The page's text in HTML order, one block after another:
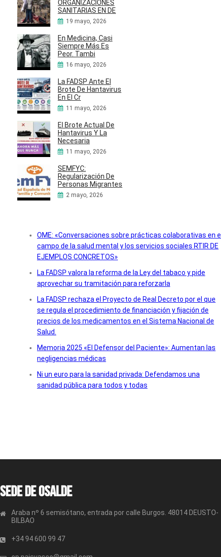
ORGANIZACIONES
SANITARIAS EN DE
19 mayo, 2026
En Medicina, Casi
Siempre Más Es
Peor. Tambi
16 mayo, 2026
La FADSP Ante El
Brote De Hantavirus
En El Cr
11 mayo, 2026
El Brote Actual De
Hantavirus Y La
Necesaria
11 mayo, 2026
SEMFYC:
Regularización De
Personas Migrantes
2 mayo, 2026
OME: «Conversaciones sobre prácticas colaborativas en
campo de la salud mental y los servicios sociales RTIR DE
EJEMPLOS CONCRETOS»
La FADSP valora la reforma de la Ley del tabaco y pide
aprovechar su tramitación para reforzarla
La FADSP rechaza el Proyecto de Real Decreto por el que
se regula el procedimiento de financiación y fijación de
precios de los medicamentos en el Sistema Nacional de
Salud.
Memoria 2025 «El Defensor del Paciente»: Aumentan las
negligencias médicas
Ni un euro para la sanidad privada: Defendamos una
sanidad pública para todos y todas
Sede de OSALDE
Araba nº 6 semisótano, entrada por calle Burgos. 48014 DEUSTO-
BILBAO
+34 94 600 99 47